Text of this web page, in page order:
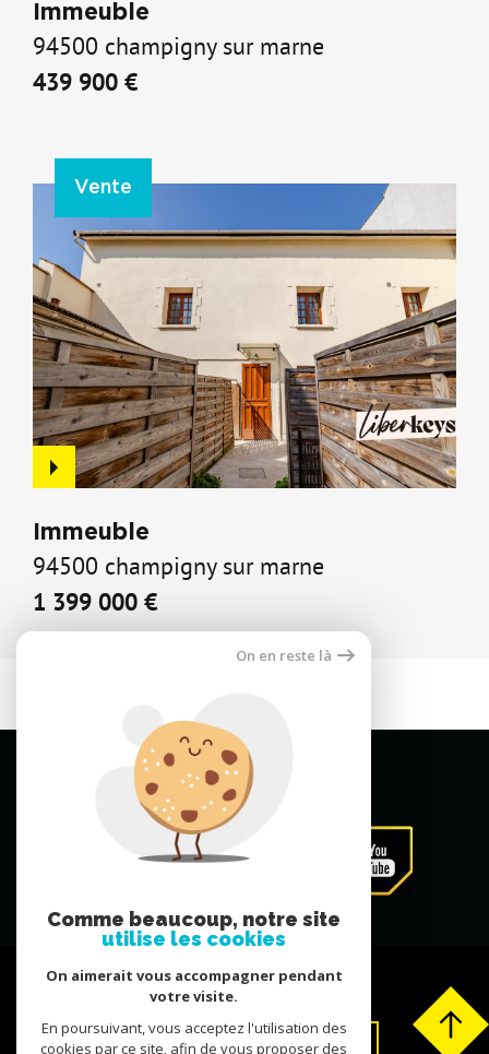
Immeuble
94500 champigny sur marne
439 900 €
Vente
Immeuble
94500 champigny sur marne
1 399 000 €
Extranet Déposer un avis
On en reste là
Comme beaucoup, notre site
utilise les cookies
On aimerait vous accompagner pendant
votre visite.
En poursuivant, vous acceptez l'utilisation des
cookies par ce site, afin de vous proposer des